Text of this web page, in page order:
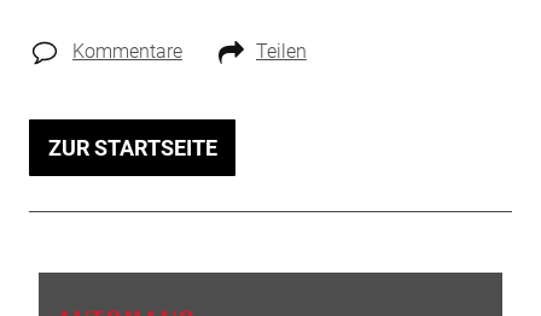
Kommentare Teilen
ZUR STARTSEITE